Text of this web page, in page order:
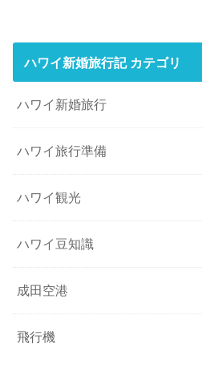
ハワイ新婚旅行記 カテゴリ
ハワイ新婚旅行
ハワイ旅行準備
ハワイ観光
ハワイ豆知識
成田空港
飛行機